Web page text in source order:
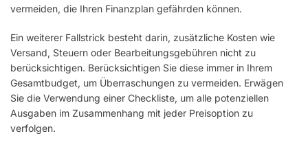
vermeiden, die Ihren Finanzplan gefährden können.
Ein weiterer Fallstrick besteht darin, zusätzliche Kosten wie
Versand, Steuern oder Bearbeitungsgebühren nicht zu
berücksichtigen. Berücksichtigen Sie diese immer in Ihrem
Gesamtbudget, um Überraschungen zu vermeiden. Erwägen
Sie die Verwendung einer Checkliste, um alle potenziellen
Ausgaben im Zusammenhang mit jeder Preisoption zu
verfolgen.